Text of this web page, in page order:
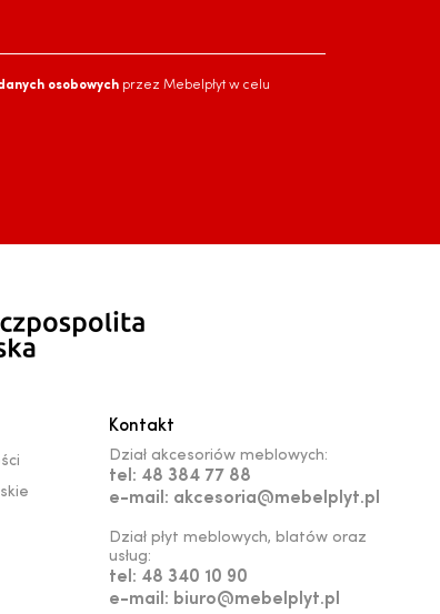
osobowych przez Mebelpłyt w celu
Kontakt
Dział akcesoriów meblowych:
tel: 48 384 77 88
e-mail: akcesoria@mebelplyt.pl
Dział płyt meblowych, blatów oraz
usług:
tel: 48 340 10 90
e-mail: biuro@mebelplyt.pl